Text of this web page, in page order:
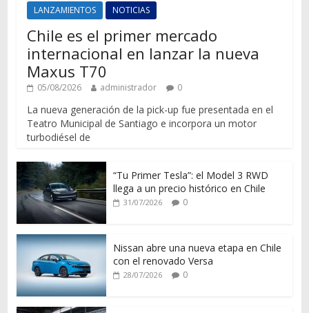
LANZAMIENTOS NOTICIAS
Chile es el primer mercado
internacional en lanzar la nueva
Maxus T70
05/08/2026 administrador 0
La nueva generación de la pick-up fue presentada en el
Teatro Municipal de Santiago e incorpora un motor
turbodiésel de
“Tu Primer Tesla”: el Model 3 RWD
llega a un precio histórico en Chile
31/07/2026 0
Nissan abre una nueva etapa en Chile
con el renovado Versa
28/07/2026 0